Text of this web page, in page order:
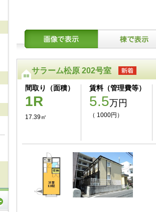
サラーム松原 202号室
間取り（面積）
1R
17.39㎡
賃料（管理費等）
5.5万円
（ 1000円）